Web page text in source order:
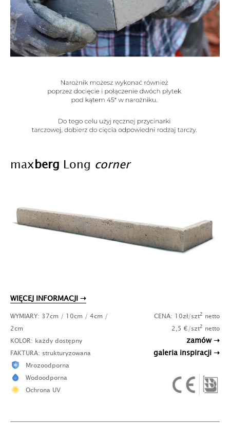
maxberg Long corner
WIĘCEJ INFORMACJI ➝
WYMIARY: 37cm / 10cm / 4cm /
2cm
KOLOR: każdy dostępny
FAKTURA: strukturyzowana
Mrozoodporna
Wodoodporna
Ochrona UV
CENA: 10zł/szt2 netto
2,5 €/szt2 netto
zamów ➝
galeria inspiracji ➝